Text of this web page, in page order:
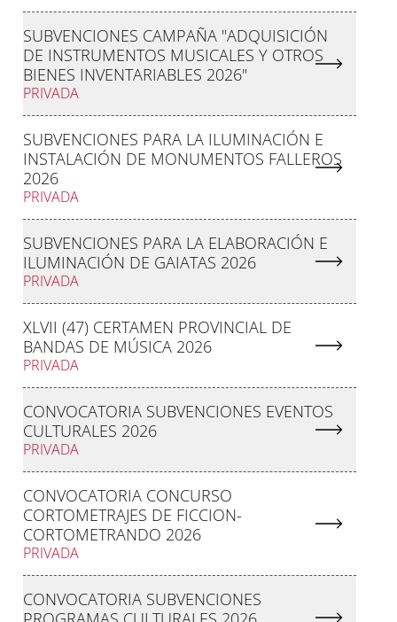
SUBVENCIONES CAMPAÑA "ADQUISICIÓN
DE INSTRUMENTOS MUSICALES Y OTROS
BIENES INVENTARIABLES 2026"
PRIVADA
SUBVENCIONES PARA LA ILUMINACIÓN E
INSTALACIÓN DE MONUMENTOS FALLEROS
2026
PRIVADA
SUBVENCIONES PARA LA ELABORACIÓN E
ILUMINACIÓN DE GAIATAS 2026
PRIVADA
XLVII (47) CERTAMEN PROVINCIAL DE
BANDAS DE MÚSICA 2026
PRIVADA
CONVOCATORIA SUBVENCIONES EVENTOS
CULTURALES 2026
PRIVADA
CONVOCATORIA CONCURSO
CORTOMETRAJES DE FICCION-
CORTOMETRANDO 2026
PRIVADA
CONVOCATORIA SUBVENCIONES